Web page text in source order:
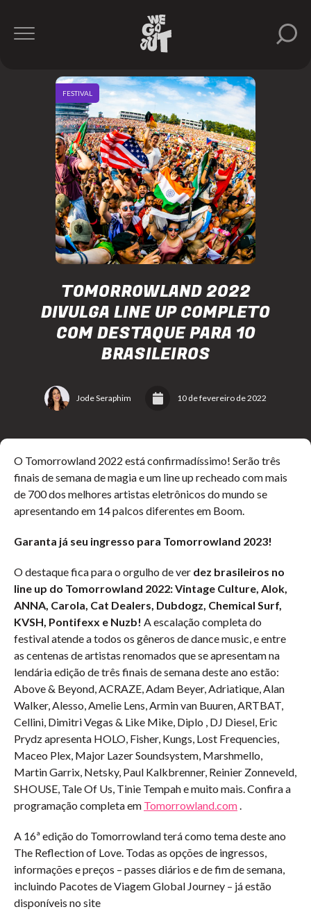
TOMORROWLAND 2022
DIVULGA LINE UP COMPLETO
COM DESTAQUE PARA 10
BRASILEIROS
Jode Seraphim 10 de fevereiro de 2022
FESTIVAL
O Tomorrowland 2022 está confirmadíssimo! Serão três
finais de semana de magia e um line up recheado com mais
de 700 dos melhores artistas eletrônicos do mundo se
apresentando em 14 palcos diferentes em Boom.
Garanta já seu ingresso para Tomorrowland 2023!
O destaque fica para o orgulho de ver dez brasileiros no
line up do Tomorrowland 2022: Vintage Culture, Alok,
ANNA, Carola, Cat Dealers, Dubdogz, Chemical Surf,
KVSH, Pontifexx e Nuzb! A escalação completa do
festival atende a todos os gêneros de dance music, e entre
as centenas de artistas renomados que se apresentam na
lendária edição de três finais de semana deste ano estão:
Above & Beyond, ACRAZE, Adam Beyer, Adriatique, Alan
Walker, Alesso, Amelie Lens, Armin van Buuren, ARTBAT,
Cellini, Dimitri Vegas & Like Mike, Diplo , DJ Diesel, Eric
Prydz apresenta HOLO, Fisher, Kungs, Lost Frequencies,
Maceo Plex, Major Lazer Soundsystem, Marshmello,
Martin Garrix, Netsky, Paul Kalkbrenner, Reinier Zonneveld,
SHOUSE, Tale Of Us, Tinie Tempah e muito mais. Confira a
programação completa em Tomorrowland.com.
A 16ª edição do Tomorrowland terá como tema deste ano
The Reflection of Love. Todas as opções de ingressos,
informações e preços – passes diários e de fim de semana,
incluindo Pacotes de Viagem Global Journey – já estão
disponíveis no site